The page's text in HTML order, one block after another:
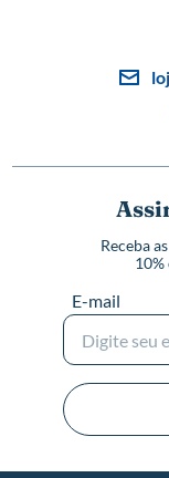
Receba
E-mail